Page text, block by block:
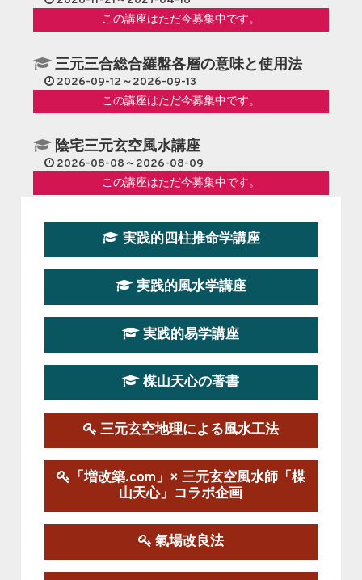
この講座はただ今募集中です。
三元三合総合羅盤各層の意味と使用法
2026-09-12～2026-09-13
この講座はただ今募集中です。
陰宅三元玄空風水講座
2026-08-08～2026-08-09
この講座はただ今募集中です。
第１９期立命塾『実践的易学講座』
2026-08-22～2026-10-25
第19期立命塾実践的四柱推命学講座
2026-03-20～2026-07-19
第１９期立命塾実践的風水学講座
この講座の募集は終了しました。
陰宅三元玄空風水講座
2025-06-07～2025-06-08
この講座の募集は終了しました。
第１８期立命塾『実践的易学講座』
2025-06-21～2025-08-24
実践的四柱推命学講座
実践的風水学講座
実践的易学講座
楳山天心の著書
三元玄空地理による風水工法
「増改築.com」× 三元玄空風水師「楳
山天心」コラボ企画
氣場改良法